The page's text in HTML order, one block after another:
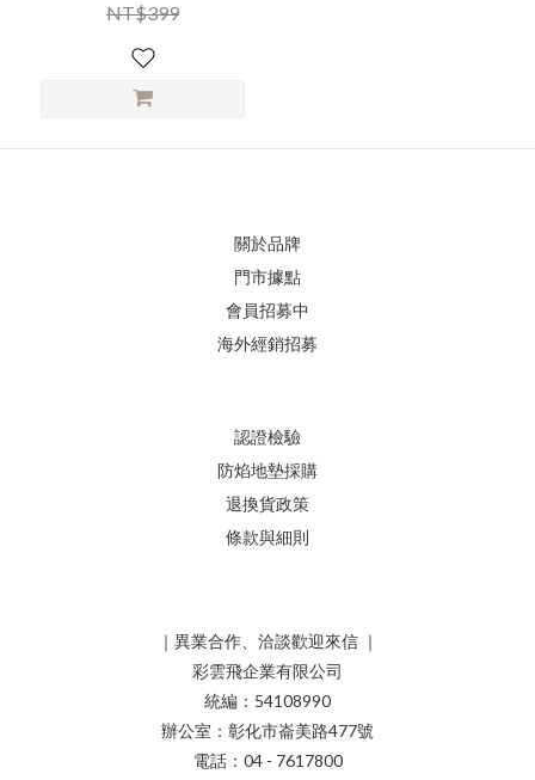
NT$399
關於品牌
門市據點
會員招募中
海外經銷招募
認證檢驗
防焰地墊採購
退換貨政策
條款與細則
｜異業合作、洽談歡迎來信 ｜
彩雲飛企業有限公司
統編：54108990
辦公室：彰化市崙美路477號
電話：04 - 7617800